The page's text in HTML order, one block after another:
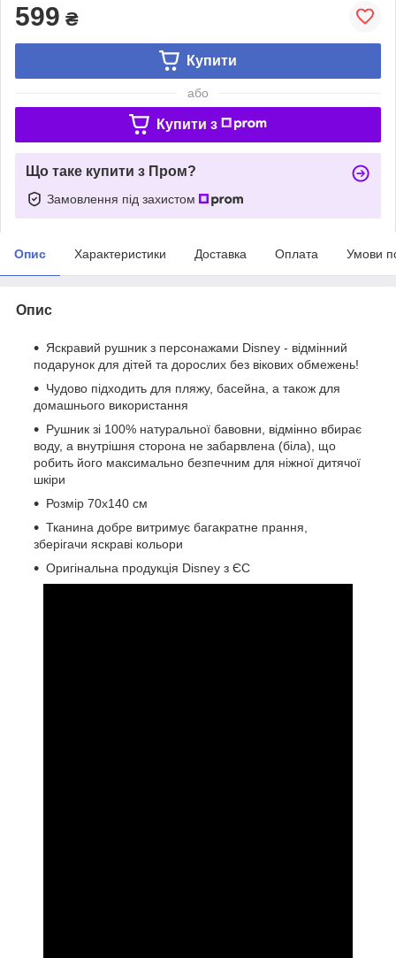
599 ₴
Купити
або
Купити з
Що таке купити з Пром?
Замовлення під захистом
Опис Характеристики Доставка Оплата Умови
Опис
Яскравий рушник з персонажами Disney - відмінний
подарунок для дітей та дорослих без вікових обмежень!
Чудово підходить для пляжу, басейна, а також для
домашнього використання
Рушник зі 100% натуральної бавовни, відмінно вбирає
воду, а внутрішня сторона не забарвлена (біла), що
робить його максимально безпечним для ніжної дитячої
шкіри
Розмір 70х140 см
Тканина добре витримує багакратне прання,
зберігачи яскраві кольори
Оригінальна продукція Disney з ЄС